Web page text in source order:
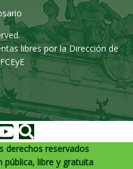
libres por la Dirección de
derechos reservados
pública, libre y gratuita